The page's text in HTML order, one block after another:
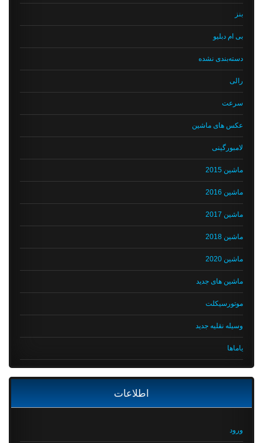
بی ام دبلیو
دسته‌بندی نشده
رالی
سرعت
عکس های ماشین
لامبورگینی
ماشین 2015
ماشین 2016
ماشین 2017
ماشین 2018
ماشین 2020
ماشین های جدید
موتورسیکلت
وسیله نقلیه جدید
یاماها
اطلاعات
ورود